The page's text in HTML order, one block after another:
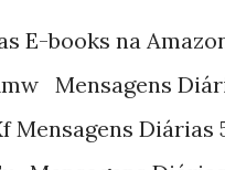
E-books na
Mensagens
Diárias